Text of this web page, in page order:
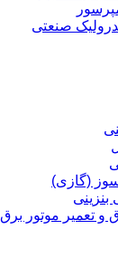
صنعتی
(گازی)
بنزینی
و تعمیر موتور برق